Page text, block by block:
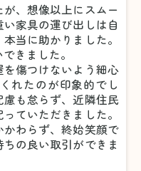
、想像以上にスムー
家具の運び出しは自
当に助かりました。
きました。
傷つけないよう細心
れたのが印象的でし
も怠らず、近隣住民
ていただきました。
わらず、終始笑顔で
の良い取引ができま